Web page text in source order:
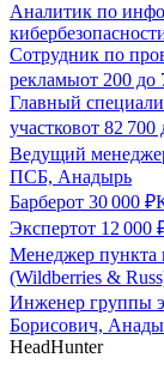
Аналитик по
Сотрудник по
рекламыот 200 до
Главный
участковот 82 700
Ведущий
ПСБ, Анадырь
Барберот 30 000 ₽
Экспертот 12 000
Менеджер пункта
(Wildberries &
Инженер группы
Борисович,
HeadHunter